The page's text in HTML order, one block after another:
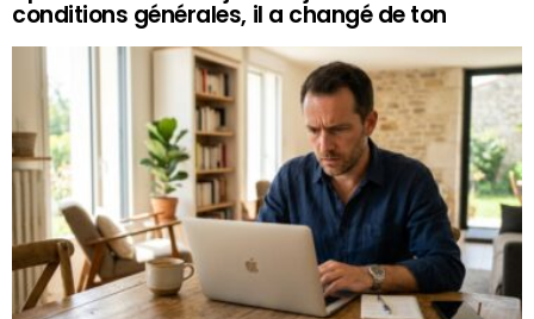
conditions générales, il a changé de ton